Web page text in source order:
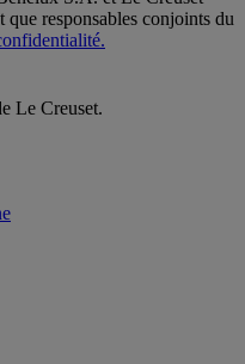
responsables conjoints du
Le Creuset.